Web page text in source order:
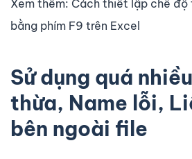
Xem thêm: Cách thiết lập chế
bằng phím F9 trên Excel
Sử dụng quá
thừa, Name lỗi,
bên ngoài file